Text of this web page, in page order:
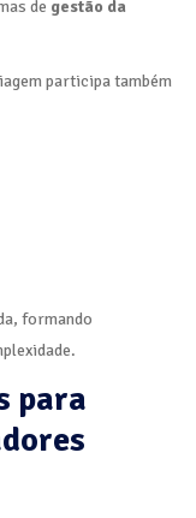
de gestão da
participa também
formando
para